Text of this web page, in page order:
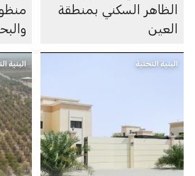
الظاهر السكني بمنطقة
العين
البنية التحتية البنية